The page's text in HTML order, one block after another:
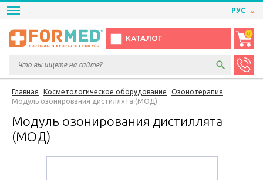
РУС
КАТАЛОГ
0
Главная Косметологическое оборудование
Озонотерапия
Модуль озонирования дистиллята (МОД)
Модуль озонирования дистиллята
(МОД)